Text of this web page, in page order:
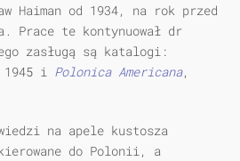
Haiman od 1934, na rok przed
Prace te kontynuował dr
zasługą są katalogi:
i Polonica Americana,
na apele kustosza
kierowane do Polonii, a